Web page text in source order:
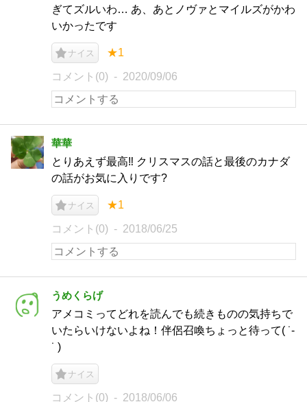
ぎてズルいわ… あ、あとノヴァとマイルズがかわ
いかったです
ナイス ★1
コメント(0) 2020/09/06
華華
とりあえず最高‼️ クリスマスの話と最後のカナダ
の話がお気に入りです?
ナイス ★1
コメント(0) 2018/06/25
うめくらげ
アメコミってどれを読んでも続きものの気持ちで
いたらいけないよね！伴侶召喚ちょっと待って( ˙-
˙ )
ナイス
コメント(0) 2018/06/06